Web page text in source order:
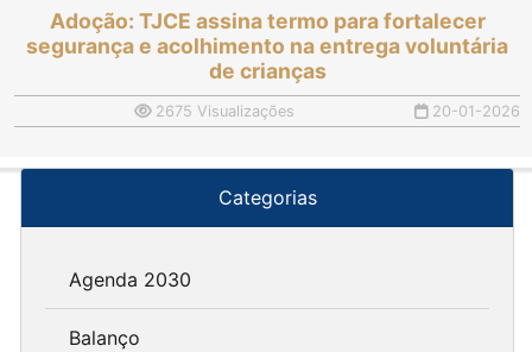
Adoção: TJCE assina termo para fortalecer
segurança e acolhimento na entrega voluntária
de crianças
2675 Visualizações 20-01-2026
Categorias
Agenda 2030
Balanço